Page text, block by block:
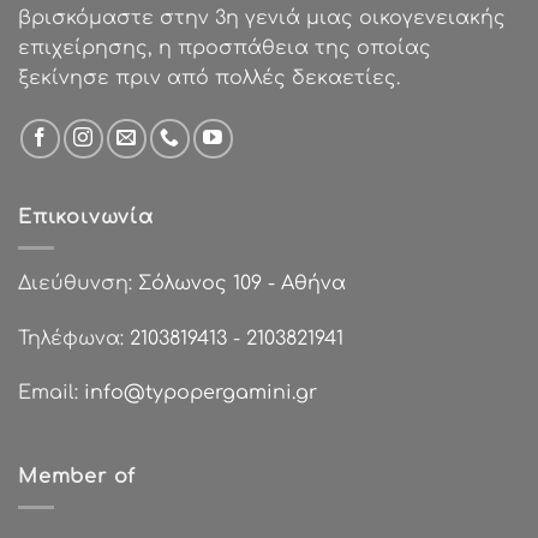
βρισκόμαστε στην 3η γενιά μιας οικογενειακής
επιχείρησης, η προσπάθεια της οποίας
ξεκίνησε πριν από πολλές δεκαετίες.
Επικοινωνία
Διεύθυνση: Σόλωνος 109 - Αθήνα
Τηλέφωνα: 2103819413 - 2103821941
Email: info@typopergamini.gr
Member of